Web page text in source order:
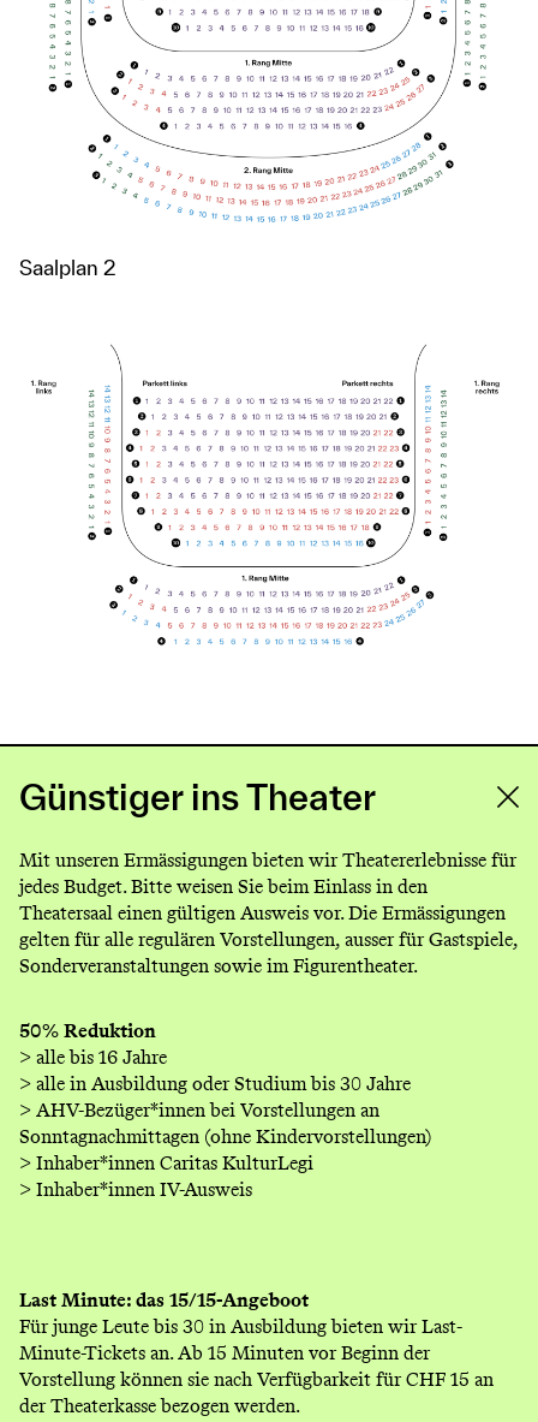
Saalplan 2
Günstiger ins Theater
Mit unseren Ermässigungen bieten wir Theatererlebnisse für
jedes Budget. Bitte weisen Sie beim Einlass in den
Theatersaal einen gültigen Ausweis vor. Die Ermässigungen
gelten für alle regulären Vorstellungen, ausser für Gastspiele,
Sonderveranstaltungen sowie im Figurentheater.
50% Reduktion
> alle bis 16 Jahre
> alle in Ausbildung oder Studium bis 30 Jahre
> AHV-Bezüger*innen bei Vorstellungen an
Sonntagnachmittagen (ohne Kindervorstellungen)
> Inhaber*innen Caritas KulturLegi
> Inhaber*innen IV-Ausweis
Last Minute: das 15/15-Angeboot
Für junge Leute bis 30 in Ausbildung bieten wir Last-
Minute-Tickets an. Ab 15 Minuten vor Beginn der
Vorstellung können sie nach Verfügbarkeit für CHF 15 an
der Theaterkasse bezogen werden.